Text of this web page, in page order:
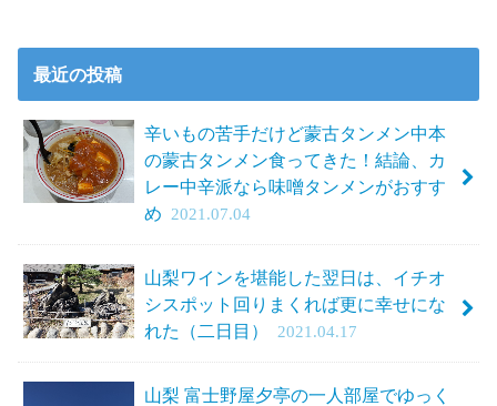
最近の投稿
辛いもの苦手だけど蒙古タンメン中本
の蒙古タンメン食ってきた！結論、カ
レー中辛派なら味噌タンメンがおすす
め
2021.07.04
山梨ワインを堪能した翌日は、イチオ
シスポット回りまくれば更に幸せにな
れた（二日目）
2021.04.17
山梨 富士野屋夕亭の一人部屋でゆっく